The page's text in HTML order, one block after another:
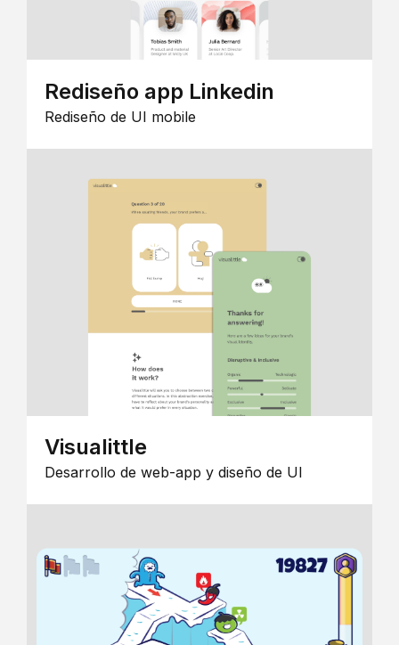
Rediseño app Linkedin
Rediseño de UI mobile
Visualittle
Desarrollo de web-app y diseño de UI